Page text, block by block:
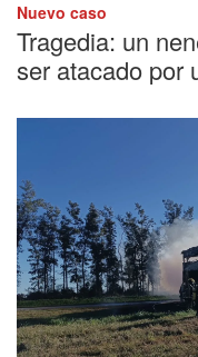
Nuevo caso
Tragedia: un
ser atacado por